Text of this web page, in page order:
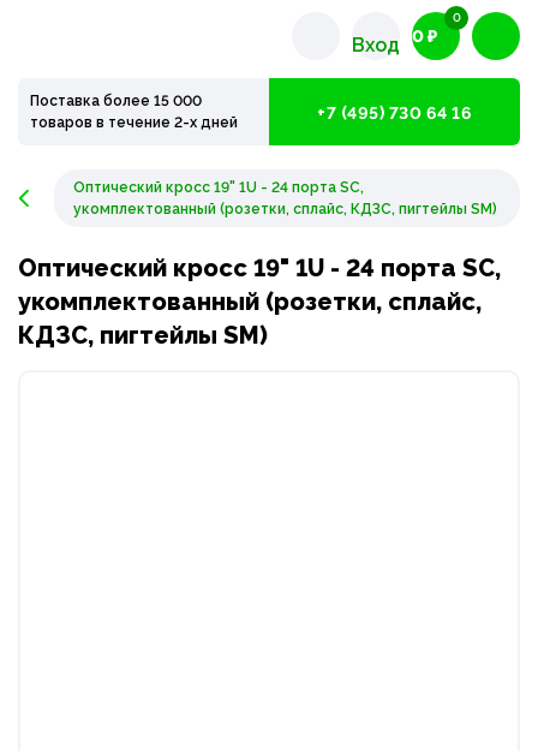
Вход 0 ₽
0
Поставка более 15 000
товаров в течение 2-х дней
+7 (495) 730 64 16
Оптический кросс 19" 1U - 24 порта SC,
укомплектованный (розетки, сплайс, КДЗС, пигтейлы SM)
Оптический кросс 19" 1U - 24 порта SC,
укомплектованный (розетки, сплайс,
КДЗС, пигтейлы SM)